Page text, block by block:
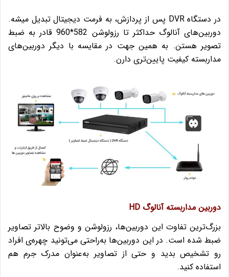
در دستگاه DVR پس از پردازش، به فرمت دیجیتال تبدیل میشه.
دوربین‌های آنالوگ حداکثر تا رزولوشن 582*960 قادر به ضبط
تصویر هستن. به همین جهت در مقایسه با دیگر دوربین‌های
مداربسته کیفیت پایین‌تری دارن.
دوربین مداربسته آنالوگ HD
بزرگ‌ترین تفاوت این دوربین‌ها، رزولوشن و وضوح بالاتر تصاویر
ضبط شده‌ است. در این دوربین‌ها به‌راحتی می‌تونید چهره‌ی افراد
رو تشخیص بدید و حتی از تصاویر به‌عنوان مدرک جرم هم
استفاده کنید.